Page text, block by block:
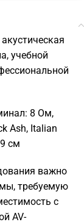
учебной
8 Ом,
Ash, Italian
см
важно
требуемую
с
AV-